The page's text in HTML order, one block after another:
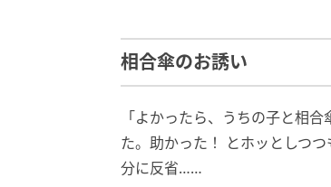
相合傘のお誘い
「よかったら、うちの子と相
た。助かった！ とホッとしつ
分に反省……